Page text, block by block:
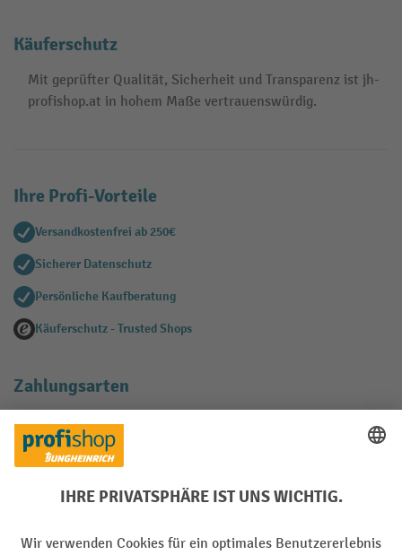
Käuferschutz
Mit geprüfter Qualität, Sicherheit und Transparenz ist jh-
profishop.at in hohem Maße vertrauenswürdig.
Ihre Profi-Vorteile
Versandkostenfrei ab 250€
Sicherer Datenschutz
Persönliche Kaufberatung
Käuferschutz - Trusted Shops
Zahlungsarten
Creditcard (Master)